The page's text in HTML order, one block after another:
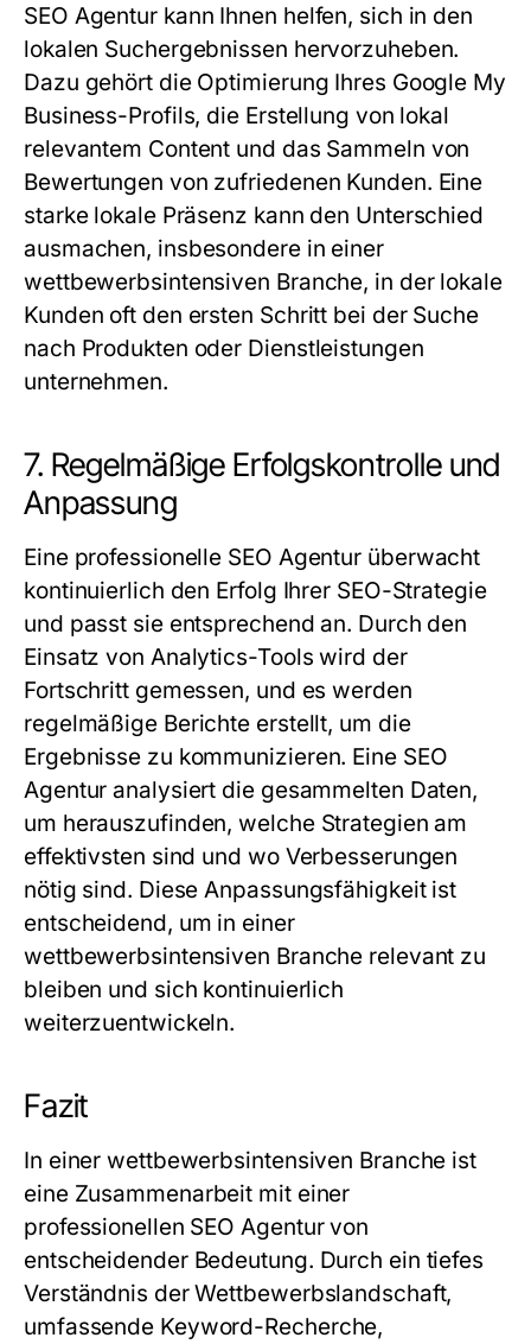
SEO Agenturkann Ihnen helfen, sich in den
lokalen Suchergebnissen hervorzuheben.
Dazu gehört die Optimierung Ihres Google My
Business-Profils, die Erstellung von lokal
relevantem Content und das Sammeln von
Bewertungen von zufriedenen Kunden. Eine
starke lokale Präsenz kann den Unterschied
ausmachen, insbesondere in einer
wettbewerbsintensiven Branche, in der lokale
Kunden oft den ersten Schritt bei der Suche
nach Produkten oder Dienstleistungen
unternehmen.
7. Regelmäßige Erfolgskontrolle und
Anpassung
Eine professionelle SEO Agentur überwacht
kontinuierlich den Erfolg Ihrer SEO-Strategie
und passt sie entsprechend an. Durch den
Einsatz von Analytics-Tools wird der
Fortschritt gemessen, und es werden
regelmäßige Berichte erstellt, um die
Ergebnisse zu kommunizieren. Eine SEO
Agentur analysiert die gesammelten Daten,
um herauszufinden, welche Strategien am
effektivsten sind und wo Verbesserungen
nötig sind. Diese Anpassungsfähigkeit ist
entscheidend, um in einer
wettbewerbsintensiven Branche relevant zu
bleiben und sich kontinuierlich
weiterzuentwickeln.
Fazit
In einer wettbewerbsintensiven Branche ist
eine Zusammenarbeit mit einer
professionellen SEO Agenturvon
entscheidender Bedeutung. Durch ein tiefes
Verständnis der Wettbewerbslandschaft,
umfassende Keyword-Recherche,